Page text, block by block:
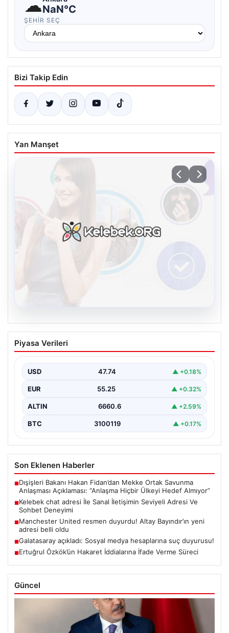
☁NaN°C
ŞEHIR SEÇ
Bizi Takip Edin
Yan Manşet
08.08.2026
Kelebek chat adresi İle Sanal İletişimin
Seviyeli Adresi Ve Sohbet Deneyimi
kurması ciddi bir değer barındırmaktadır. Günümüzde
birçok…
Piyasa Verileri
USD 47.74 ▲ +0.18%
EUR 55.25 ▲ +0.32%
ALTIN 6660.6 ▲ +2.59%
BTC 3100119 ▲ +0.17%
Son Eklenen Haberler
■Dışişleri Bakanı Hakan Fidan’dan Mekke Ortak Savunma
Anlaşması Açıklaması: “Anlaşma Hiçbir Ülkeyi Hedef Almıyor”
■Kelebek chat adresi İle Sanal İletişimin Seviyeli Adresi Ve
Sohbet Deneyimi
■Manchester United resmen duyurdu! Altay Bayındır’ın yeni
adresi belli oldu
■Galatasaray açıkladı: Sosyal medya hesaplarına suç duyurusu!
■Ertuğrul Özkök’ün Hakaret İddialarına İfade Verme Süreci
Güncel